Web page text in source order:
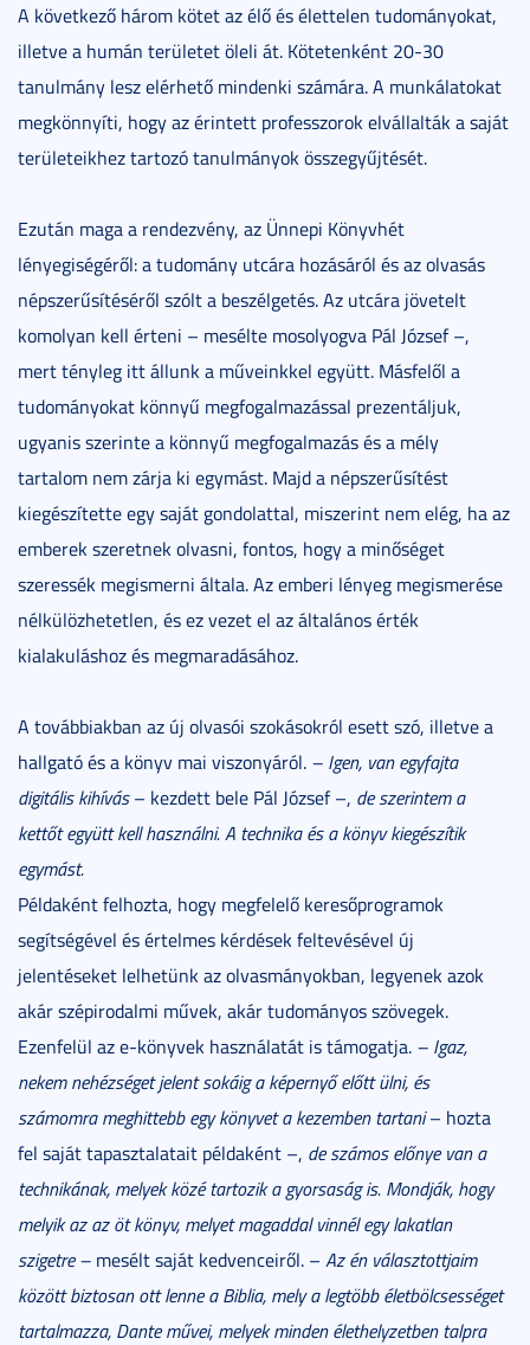
A következő három kötet az élő és élettelen tudományokat,
illetve a humán területet öleli át. Kötetenként 20-30
tanulmány lesz elérhető mindenki számára. A munkálatokat
megkönnyíti, hogy az érintett professzorok elvállalták a saját
területeikhez tartozó tanulmányok összegyűjtését.
Ezután maga a rendezvény, az Ünnepi Könyvhét
lényegiségéről: a tudomány utcára hozásáról és az olvasás
népszerűsítéséről szólt a beszélgetés. Az utcára jövetelt
komolyan kell érteni – mesélte mosolyogva Pál József –,
mert tényleg itt állunk a műveinkkel együtt. Másfelől a
tudományokat könnyű megfogalmazással prezentáljuk,
ugyanis szerinte a könnyű megfogalmazás és a mély
tartalom nem zárja ki egymást. Majd a népszerűsítést
kiegészítette egy saját gondolattal, miszerint nem elég, ha az
emberek szeretnek olvasni, fontos, hogy a minőséget
szeressék megismerni általa. Az emberi lényeg megismerése
nélkülözhetetlen, és ez vezet el az általános érték
kialakuláshoz és megmaradásához.
A továbbiakban az új olvasói szokásokról esett szó, illetve a
hallgató és a könyv mai viszonyáról. – Igen, van egyfajta
digitális kihívás– kezdett bele Pál József –, de szerintem a
kettőt együtt kell használni.A technika és a könyv kiegészítik
egymást.
Példaként felhozta, hogy megfelelő keresőprogramok
segítségével és értelmes kérdések feltevésével új
jelentéseket lelhetünk az olvasmányokban, legyenek azok
akár szépirodalmi művek, akár tudományos szövegek.
Ezenfelül az e-könyvek használatát is támogatja. – Igaz,
nekem nehézséget jelent sokáig a képernyő előtt ülni, és
számomra meghittebb egy könyvet a kezemben tartani– hozta
fel saját tapasztalatait példaként –, de számos előnye van a
technikának, melyek közé tartozik a gyorsaság is. Mondják, hogy
melyik az az öt könyv, melyet magaddal vinnél egy lakatlan
szigetre – mesélt saját kedvenceiről. – Az én választottjaim
között biztosan ott lenne a Biblia, mely a legtöbb életbölcsességet
tartalmazza, Dante művei, melyek minden élethelyzetben talpra